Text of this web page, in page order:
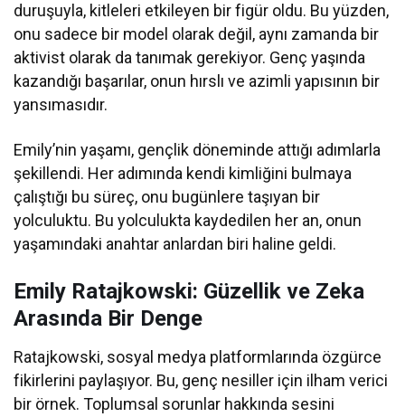
duruşuyla, kitleleri etkileyen bir figür oldu. Bu yüzden,
onu sadece bir model olarak değil, aynı zamanda bir
aktivist olarak da tanımak gerekiyor. Genç yaşında
kazandığı başarılar, onun hırslı ve azimli yapısının bir
yansımasıdır.
Emily’nin yaşamı, gençlik döneminde attığı adımlarla
şekillendi. Her adımında kendi kimliğini bulmaya
çalıştığı bu süreç, onu bugünlere taşıyan bir
yolculuktu. Bu yolculukta kaydedilen her an, onun
yaşamındaki anahtar anlardan biri haline geldi.
Emily Ratajkowski: Güzellik ve Zeka
Arasında Bir Denge
Ratajkowski, sosyal medya platformlarında özgürce
fikirlerini paylaşıyor. Bu, genç nesiller için ilham verici
bir örnek. Toplumsal sorunlar hakkında sesini